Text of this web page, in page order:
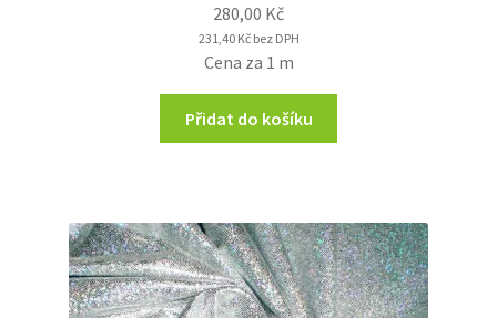
280,00 Kč
231,40 Kčbez DPH
Cena za 1 m
Přidat do košíku